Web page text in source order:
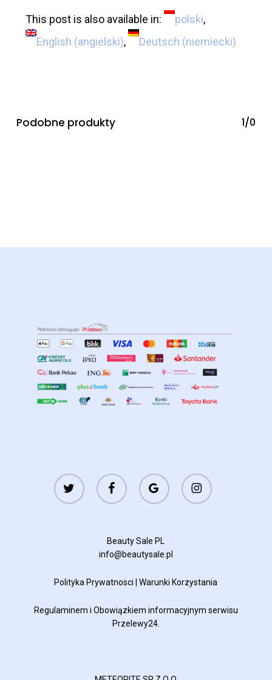
This post is also available in:
polski
English (angielski) Deutsch (niemiecki)
Podobne produkty 1/0
twitter facebook
google-
plus
instagram
Beauty Sale PL
info@beautysale.pl
Polityka Prywatnosci |Warunki Korzystania
Regulaminem i Obowiązkiem informacyjnym serwisu
Przelewy24.